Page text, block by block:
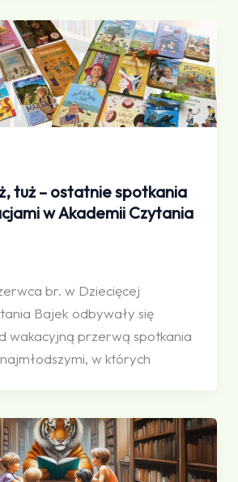
tuż – ostatnie spotkania
w Akademii Czytania
br. w Dziecięcej
Bajek odbywały się
wakacyjną przerwą spotkania
w których